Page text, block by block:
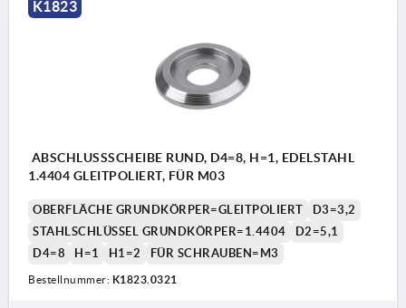
K1823
ABSCHLUSSSCHEIBE RUND, D4=8, H=1, EDELSTAHL
1.4404 GLEITPOLIERT, FÜR M03
OBERFLÄCHE GRUNDKÖRPER=GLEITPOLIERT
D3=3,2
STAHLSCHLÜSSEL GRUNDKÖRPER=1.4404
D2=5,1
D4=8
H=1 H1=2 FÜR SCHRAUBEN=M3
Bestellnummer: K1823.0321